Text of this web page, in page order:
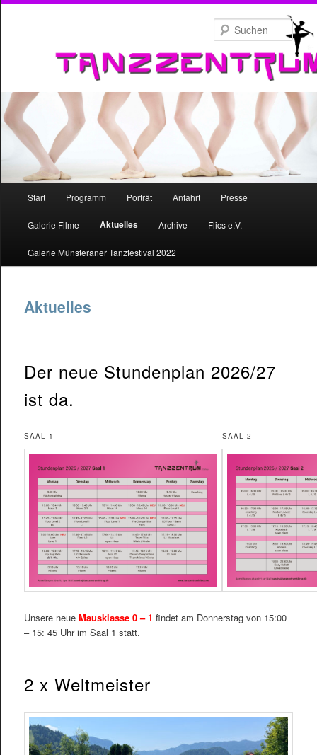
Zum
primären
Inhalt
Start Programm Porträt Anfahrt Presse
Galerie Filme Aktuelles Archive Flics e.V.
Galerie Münsteraner Tanzfestival 2022
Aktuelles
Der neue Stundenplan 2026/27
ist da.
SAAL 1 SAAL 2
Unsere neueMausklasse 0 – 1 findet am Donnerstag von 15:00
– 15: 45 Uhr im Saal 1 statt.
2 x Weltmeister